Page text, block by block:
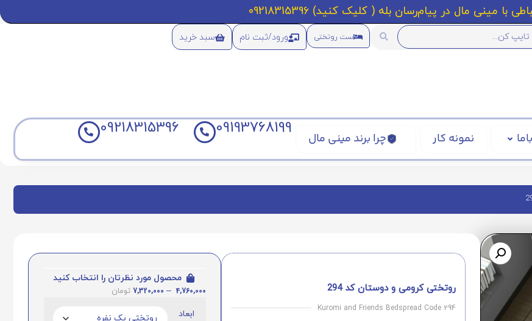
با مینی مال در پیام‌رسان بله ( کلیک کنید) 09218315396
ست روتختی ورود/ثبت نام سبد خرید
نمونه کار چرا برند مینی مال
09193768199
09218315396
روتختی کرومی و دوستان کد 294
Kuromi and Friends Bedspread Code 294
محصول مورد نظرتان را انتخاب کنید
4,760,000
–
7,320,000 تومان
ابعاد